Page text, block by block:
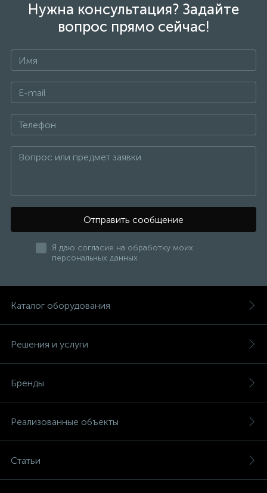
Нужна консультация? Задайте
вопрос прямо сейчас!
Отправить сообщение
Я даю согласие на обработку моих
персональных данных
Каталог оборудования
Решения и услуги
Бренды
Реализованные объекты
Статьи